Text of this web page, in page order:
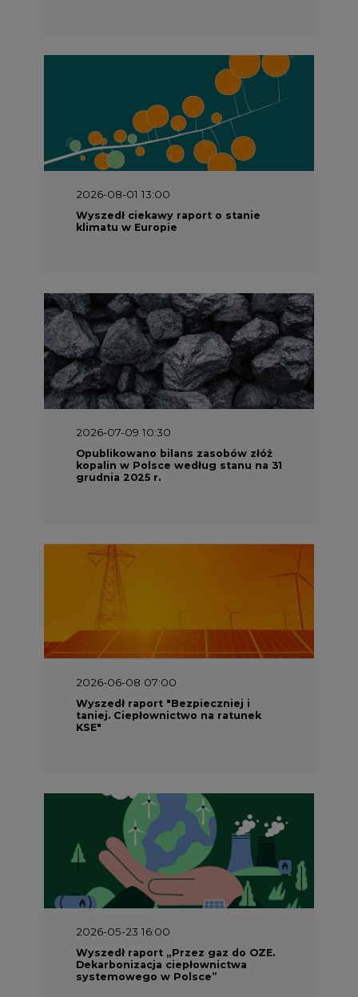
2026-08-01 13:00
Wyszedł ciekawy raport o stanie
klimatu w Europie
2026-07-09 10:30
Opublikowano bilans zasobów złóż
kopalin w Polsce według stanu na 31
grudnia 2025 r.
2026-06-08 07:00
Wyszedł raport "Bezpieczniej i
taniej. Ciepłownictwo na ratunek
KSE"
2026-05-23 16:00
Wyszedł raport „Przez gaz do OZE.
Dekarbonizacja ciepłownictwa
systemowego w Polsce”